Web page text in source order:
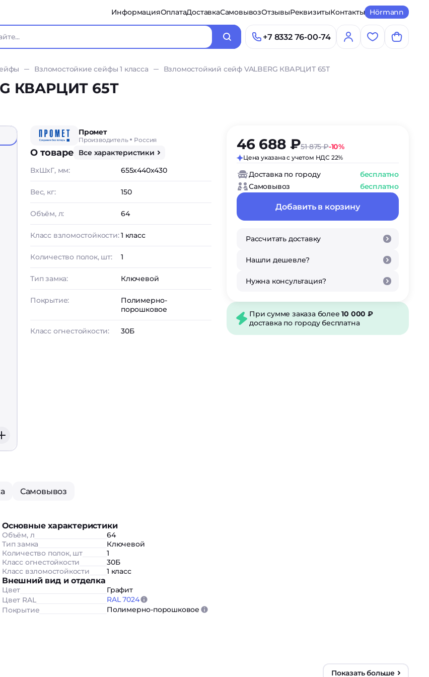
ИнформацияОплатаДоставкаСамовывозОтзывыРеквизитыКонтакты Hörmann
+7 8332 76-00-74
Взломостойкие сейфы 1 класса Взломостойкий сейф VALBERG КВАРЦИТ 65Т
КВАРЦИТ 65Т
Промет
Производитель Россия
О товаре
Все характеристики
ВxШxГ, мм:
655x440x430
Вес, кг: 150
Объём, л: 64
Класс взломостойкости:1 класс
Количество полок, шт: 1
Тип замка: Ключевой
Покрытие:
Полимерно-
порошковое
Класс огнестойкости: 30Б
Самовывоз
Основные характеристики
Объём, л
64
Тип замка
Ключевой
Количество полок, шт
1
Класс огнестойкости
30Б
Класс взломостойкости
1 класс
Внешний вид и отделка
Цвет
Графит
Цвет RAL
RAL 7024
Покрытие
Полимерно-порошковое
46 688 ₽51 875 ₽-10%
Цена указана с учетом НДС 22%
Доставка по городу
бесплатно
Самовывоз
бесплатно
Добавить в корзину
Рассчитать доставку
Нашли дешевле?
Нужна консультация?
При сумме заказа более10 000 ₽
доставка по городу бесплатна
Показать больше